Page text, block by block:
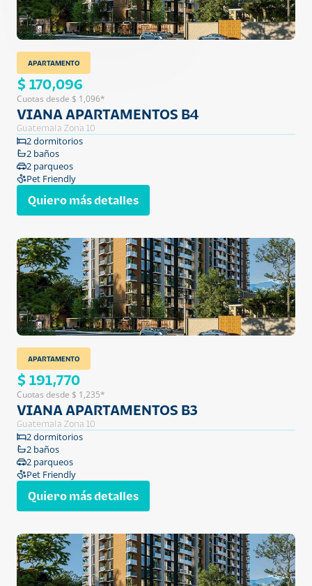
APARTAMENTO
$ 170,096
Cuotas desde $ 1,096*
VIANA APARTAMENTOS B4
Guatemala Zona 10
2 dormitorios
2 baños
2 parqueos
Pet Friendly
Quiero más detalles
APARTAMENTO
$ 191,770
Cuotas desde $ 1,235*
VIANA APARTAMENTOS B3
Guatemala Zona 10
2 dormitorios
2 baños
2 parqueos
Pet Friendly
Quiero más detalles